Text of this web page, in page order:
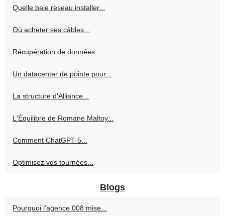
Quelle baie reseau installer...
Où acheter ses câbles...
Récupération de données :...
Un datacenter de pointe pour...
La structure d'Alliance...
L'Équilibre de Romane Maltoy...
Comment ChatGPT-5...
Optimisez vos tournées...
Blogs
Pourquoi l’agence 008 mise...